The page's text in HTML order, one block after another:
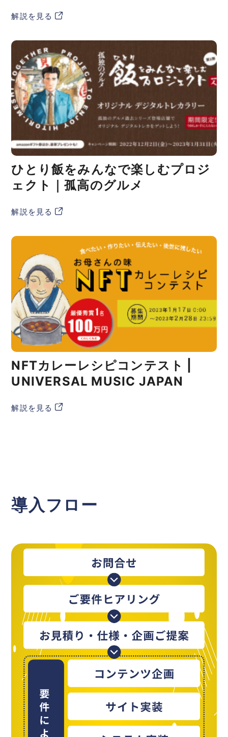
解説を見る
ひとり飯をみんなで楽しむプロジ
ェクト｜孤高のグルメ
解説を見る
NFTカレーレシピコンテスト |
UNIVERSAL MUSIC JAPAN
解説を見る
導入フロー